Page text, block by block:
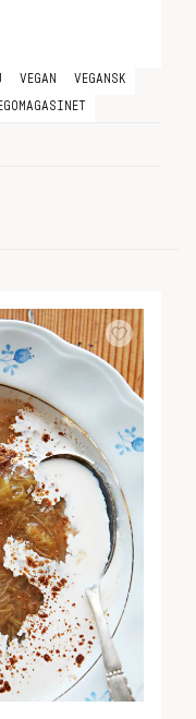
VEGAN VEGANSK